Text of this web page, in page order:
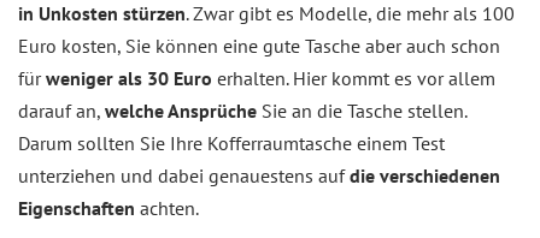
in Unkosten stürzen. Zwar gibt es Modelle, die mehr als 100
Euro kosten, Sie können eine gute Tasche aber auch schon
fürweniger als 30 Euro erhalten. Hier kommt es vor allem
darauf an, welche Ansprüche Sie an die Tasche stellen.
Darum sollten Sie Ihre Kofferraumtasche einem Test
unterziehen und dabei genauestens aufdie verschiedenen
Eigenschaften achten.